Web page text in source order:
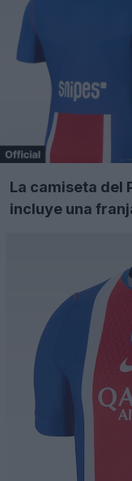
La camiseta del
incluye una